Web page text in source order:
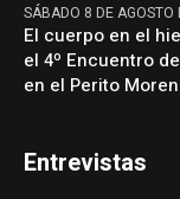
SÁBADO 8 DE AGOSTO
El cuerpo en el
el 4º Encuentro
en el Perito
Entrevistas